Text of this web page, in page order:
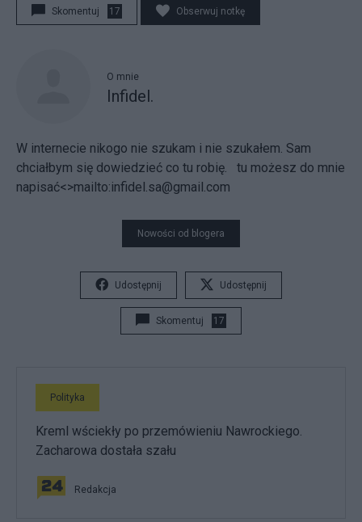
Skomentuj 17 Obserwuj notkę
O mnie
Infidel.
W internecie nikogo nie szukam i nie szukałem. Sam
chciałbym się dowiedzieć co tu robię.
tu możesz do mnie
napisać<>mailto:infidel.sa@gmail.com
Nowości od blogera
Udostępnij Udostępnij
Skomentuj 17
Polityka
Kreml wściekły po przemówieniu Nawrockiego.
Zacharowa dostała szału
Redakcja